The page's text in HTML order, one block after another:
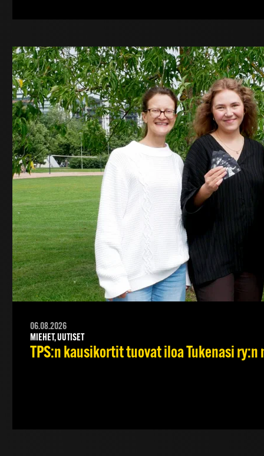
06.08.2026
MIEHET, UUTISET
TPS:n kausikortit tuovat iloa Tukenasi